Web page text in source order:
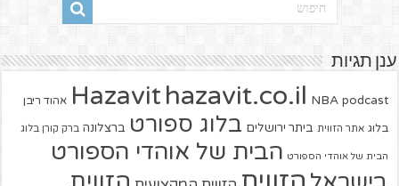
ענן תגיות
Hazavit hazavit.co.il NBA podcast אהוד ריבן
בלוג אתר הזווית ביתר ירושלים בלוג ספורט ברצלונה ברק קורן בלוג
הבית של אוהדי הספורט הבית של אוהדי הספורט